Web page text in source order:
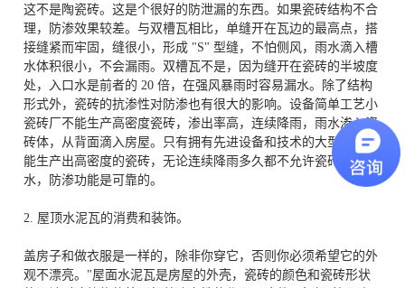
这不是陶瓷砖。这是个很好的防泄漏的东西。如果瓷砖结构不合
理，防渗效果较差。与双槽瓦相比，单缝开在瓦边的最高点，搭
接缝紧而牢固，缝很小，形成 "S" 型缝，不怕侧风，雨水滴入槽
水体积很小，不会漏雨。双槽瓦不是，因为缝开在瓷砖的半坡度
处，入口水是前者的 20 倍，在强风暴雨时容易漏水。除了结构
形式外，瓷砖的抗渗性对防渗也有很大的影响。设备简单工艺小
瓷砖厂不能生产高密度瓷砖，渗出率高，连续降雨，雨水渗入瓷
砖体，从背面滴入房屋。只有拥有先进设备和技术的大型工厂才
能生产出高密度的瓷砖，无论连续降雨多久都不允许瓷砖体渗
水，防渗功能是可靠的。
2. 屋顶水泥瓦的消费和装饰。
盖房子和做衣服是一样的，除非你穿它，否则你必须希望它的外
观不漂亮。"屋面水泥瓦是房屋的外壳，瓷砖的颜色和瓷砖形状